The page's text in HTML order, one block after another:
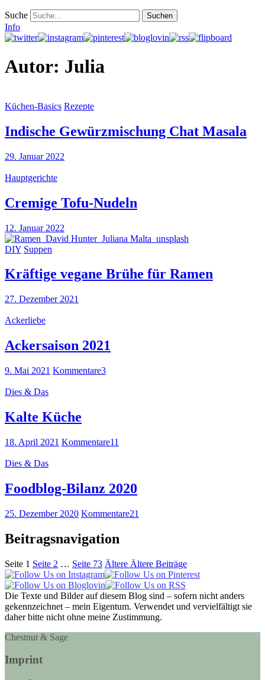
Suche
Info
Autor: Julia
Küchen-Basics Rezepte
Indische Gewürzmischung Chat Masala
29. Januar 2022
Hauptgerichte
Cremige Tofu-Nudeln
12. Januar 2022
DIY Suppen
Kräftige vegane Brühe für Ramen
27. Dezember 2021
Ackerliebe
Ackersaison 2021
9. Mai 2021 Kommentare3
Dies & Das
Kalte Küche
18. April 2021 Kommentare11
Dies & Das
Foodblog-Bilanz 2020
25. Dezember 2020 Kommentare21
Beitragsnavigation
Seite 1 Seite 2 … Seite 73 Ältere Ältere Beiträge
Die Texte und Bilder auf diesem Blog sind – sofern nicht anders
gekennzeichnet – mein Eigentum. Verwendet und vervielfältigt sie
daher bitte nicht ohne meine Zustimmung.
Chestnut & Sage
Imprint